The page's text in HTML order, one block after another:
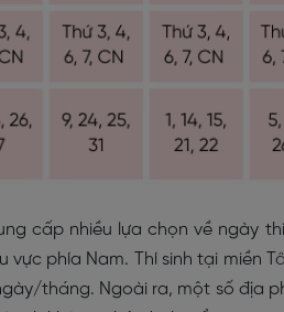
cấp nhiều lựa chọn về ngày
vực phía Nam. Thí sinh tại miền
tháng. Ngoài ra, một số địa